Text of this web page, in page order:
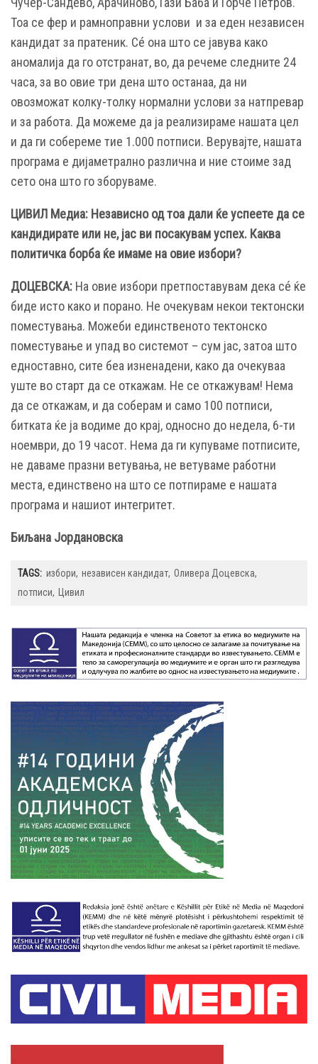
Тоа се фер и рамноправни услови и за еден независен
кандидат за пратеник. Сé она што се јавува како
аномалија да го отстранат, во, да речеме следните 24
часа, за во овие три дена што останаа, да ни
овозможат колку-толку нормални услови за натпревар
и за работа. Да можеме да ја реализираме нашата цел
и да ги собереме тие 1.000 потписи. Верувајте, нашата
програма е дијаметрално различна и ние стоиме зад
сето она што го зборуваме.
ЦИВИЛ Медиа: Независно од тоа дали ќе успеете да се
кандидирате или не, јас ви посакувам успех. Каква
политичка борба ќе имаме на овие избори?
ДОЦЕВСКА: На овие избори претпоставувам дека сé ќе
биде исто како и порано. Не очекувам некои тектонски
поместувања. Можеби единственото тектонско
поместување и упад во системот – сум јас, затоа што
едноставно, сите беа изненадени, како да очекуваа
уште во старт да се откажам. Не се откажувам! Нема
да се откажам, и да соберам и само 100 потписи,
битката ќе ја водиме до крај, односно до недела, 6-ти
ноември, до 19 часот. Нема да ги купуваме потписите,
не даваме празни ветувања, не ветуваме работни
места, единствено на што се потпираме е нашата
програма и нашиот интегритет.
Биљана Јордановска
TAGS: избори независен кандидат Оливера Доцевска
потписи
Цивил